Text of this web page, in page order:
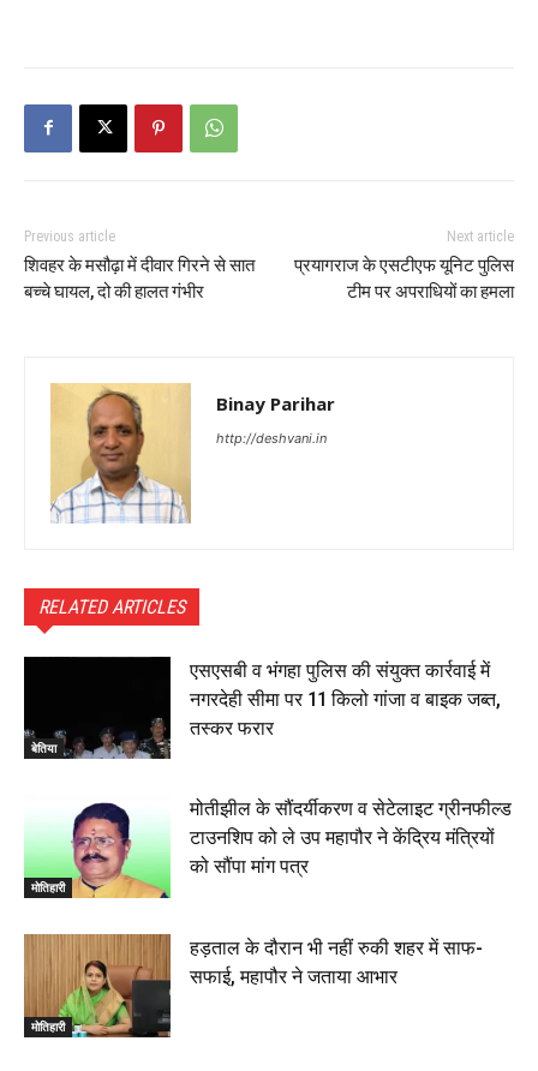
Previous article
शिवहर के मसौढ़ा में दीवार गिरने से सात
बच्चे घायल, दो की हालत गंभीर
Next article
प्रयागराज के एसटीएफ यूनिट पुलिस
टीम पर अपराधियों का हमला
Binay Parihar
http://deshvani.in
RELATED ARTICLES
बेतिया
एसएसबी व भंगहा पुलिस की संयुक्त कार्रवाई में
नगरदेही सीमा पर 11 किलो गांजा व बाइक जब्त,
तस्कर फरार
मोतिहारी
मोतीझील के सौंदर्यीकरण व सेटेलाइट ग्रीनफील्ड
टाउनशिप को ले उप महापौर ने केंद्रिय मंत्रियों
को सौंपा मांग पत्र
मोतिहारी
हड़ताल के दौरान भी नहीं रुकी शहर में साफ-
सफाई, महापौर ने जताया आभार